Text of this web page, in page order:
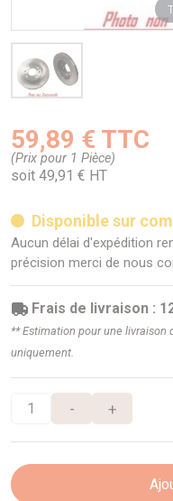
59,89 € TTC
(Prix pour 1 Pièce)
soit 49,91 € HT
Disponible sur
Aucun délai d'expédition
précision merci de nous
Frais de livraison :
** Estimation pour une
uniquement.
- +